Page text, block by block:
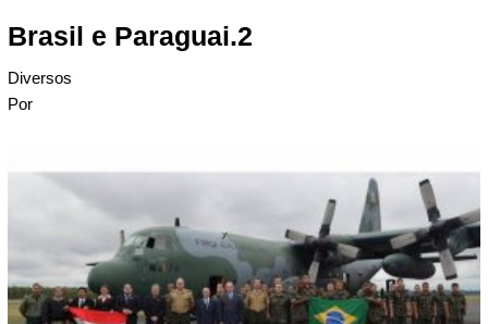
Brasil e Paraguai.2
Diversos
Por